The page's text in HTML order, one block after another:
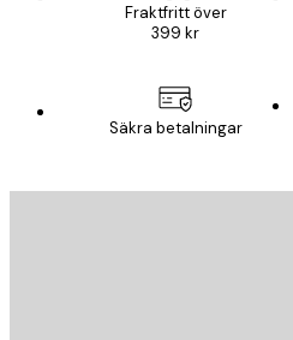
Fraktfritt över
399 kr
Säkra betalningar